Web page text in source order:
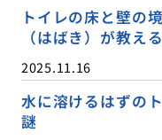
トイレの床と壁の
（はばき）が教え
2025.11.16
水に溶けるはずの
謎